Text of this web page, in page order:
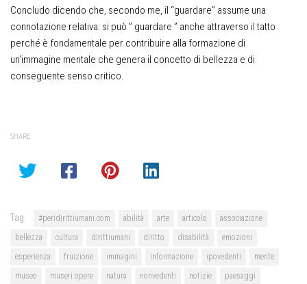
Concludo dicendo che, secondo me, il “guardare” assume una
connotazione relativa: si può ” guardare ” anche attraverso il tatto
perché è fondamentale per contribuire alla formazione di
un’immagine mentale che genera il concetto di bellezza e di
conseguente senso critico.
SHARE
Tag: #peridirittiumani.com abilità arte articolo
associazione
bellezza
cultura dirittiumani diritto disabilità
emozioni
esperienza
fruizione immagini informazione ipovedenti
mente
museo
museri opere natura nonvedenti notizie
paesaggi